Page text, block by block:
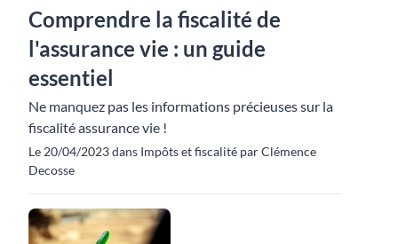
Comprendre la fiscalité de
l'assurance vie : un guide
essentiel
Ne manquez pas les informations précieuses sur la
fiscalité assurance vie !
Le 20/04/2023 dans Impôts et fiscalité par Clémence
Decosse